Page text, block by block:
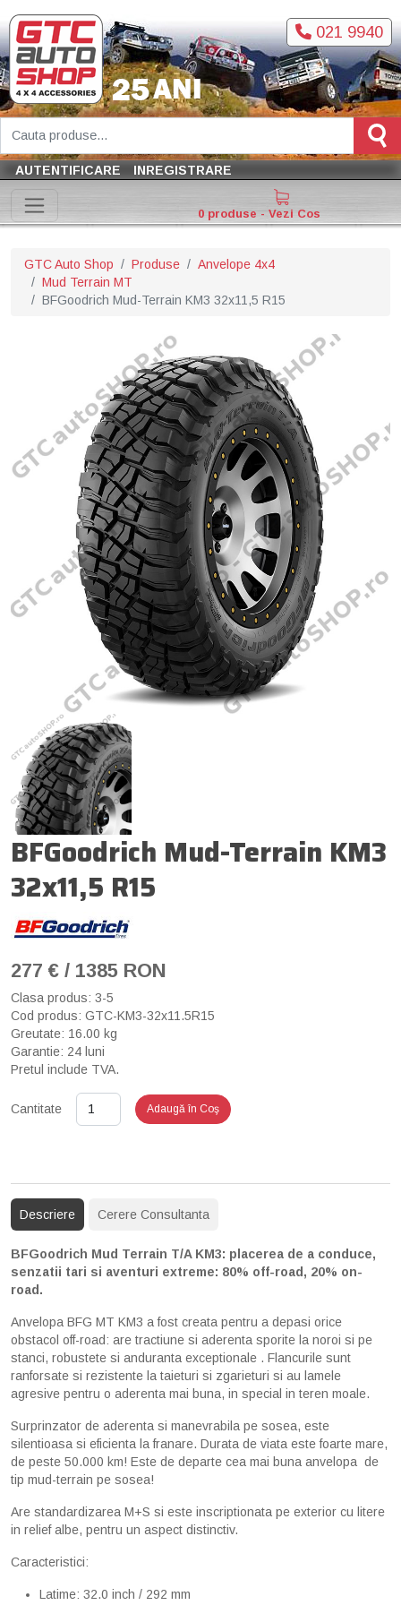
021 9940
AUTENTIFICARE INREGISTRARE
0 produse - Vezi Cos
GTC Auto Shop Produse
Anvelope 4x4
Mud Terrain MT
BFGoodrich Mud-Terrain KM3 32x11,5 R15
BFGoodrich Mud-Terrain KM3
32x11,5 R15
277 € / 1385 RON
Clasa produs: 3-5
Cod produs: GTC-KM3-32x11.5R15
Greutate: 16.00 kg
Garantie: 24 luni
Pretul include TVA.
Cantitate Adaugă în Coş
Descriere Cerere Consultanta
BFGoodrich Mud Terrain T/A KM3: placerea de a conduce,
senzatii tari si aventuri extreme: 80% off-road, 20% on-
road.
Anvelopa BFG MT KM3 a fost creata pentru a depasi orice
obstacol off-road: are tractiune si aderenta sporite la noroi si pe
stanci, robustete si anduranta exceptionale . Flancurile sunt
ranforsate si rezistente la taieturi si zgarieturi si au lamele
agresive pentru o aderenta mai buna, in special in teren moale.
Surprinzator de aderenta si manevrabila pe sosea, este
silentioasa si eficienta la franare. Durata de viata este foarte mare,
de peste 50.000 km! Este de departe cea mai buna anvelopa de
tip mud-terrain pe sosea!
Are standardizarea M+S si este inscriptionata pe exterior cu litere
in relief albe, pentru un aspect distinctiv.
Caracteristici:
Latime: 32.0 inch / 292 mm